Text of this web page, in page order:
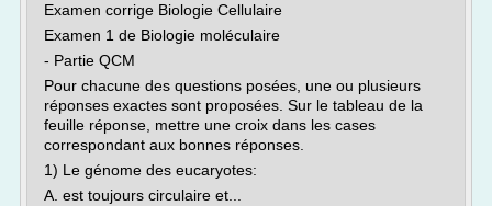
Examen corrige Biologie Cellulaire
Examen 1 de Biologie moléculaire
- Partie QCM
Pour chacune des questions posées, une ou plusieurs
réponses exactes sont proposées. Sur le tableau de la
feuille réponse, mettre une croix dans les cases
correspondant aux bonnes réponses.
1) Le génome des eucaryotes:
A. est toujours circulaire et...